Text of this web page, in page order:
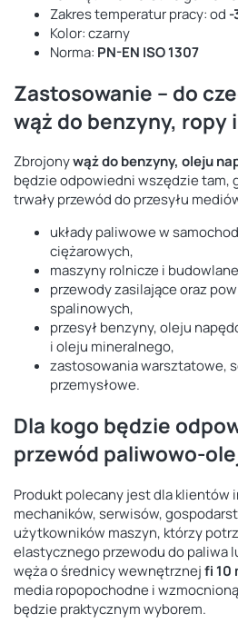
Zakres temperatur pracy: od -
Kolor: czarny
Norma: PN-EN ISO 1307
Zastosowanie – do
wąż do benzyny, ropy
Zbrojonywąż do benzyny, oleju
będzie odpowiedni wszędzie tam,
trwały przewód do przesyłu
układy paliwowe w
ciężarowych,
maszyny rolnicze i
przewody zasilające oraz
spalinowych,
przesył benzyny, oleju
i oleju mineralnego,
zastosowania warsztatowe,
przemysłowe.
Dla kogo będzie
przewód paliwowo-
Produkt polecany jest dla klientów
mechaników, serwisów,
użytkowników maszyn, którzy
elastycznego przewodu do paliwa
węża o średnicy wewnętrznejfi 10
media ropopochodne i
będzie praktycznym wyborem.